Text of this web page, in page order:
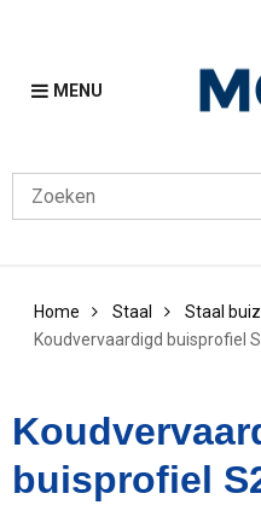
MENU
Home Staal Staal
Koudvervaardigd buisprofiel
buisprofiel